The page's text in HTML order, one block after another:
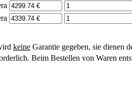
keine Garantie gegeben, sie dienen
Beim Bestellen von Waren